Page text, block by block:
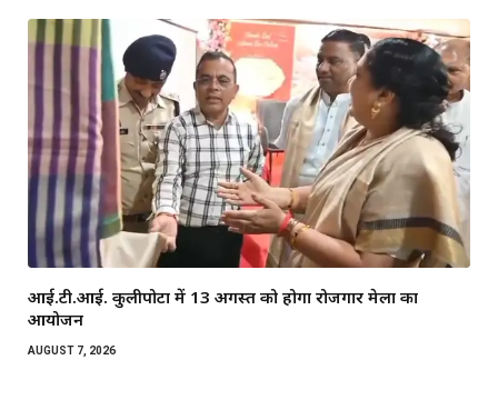
आई.टी.आई. कुलीपोटा में 13 अगस्त को होगा रोजगार मेला का
आयोजन
AUGUST 7, 2026